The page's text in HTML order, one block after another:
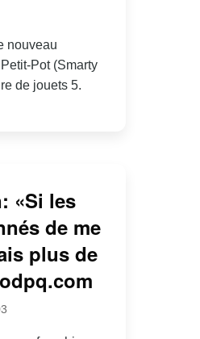
nouveau
Pot (Smarty
de jouets 5.
«Si les
de me
plus de